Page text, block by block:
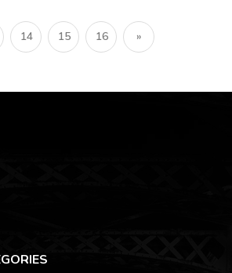
14 15 16 »